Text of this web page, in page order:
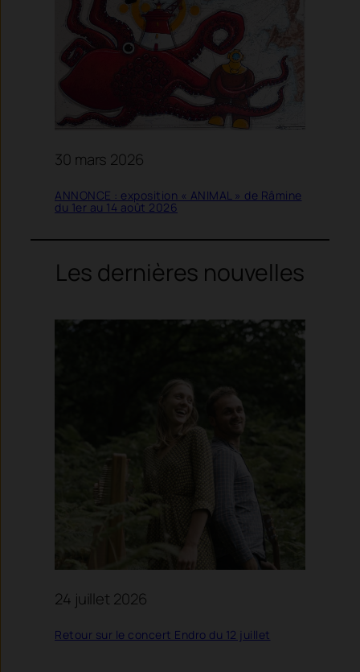
30 mars 2026
ANNONCE : exposition « ANIMAL » de Râmine
du 1er au 14 août 2026
Les dernières nouvelles
24 juillet 2026
Retour sur le concert Endro du 12 juillet